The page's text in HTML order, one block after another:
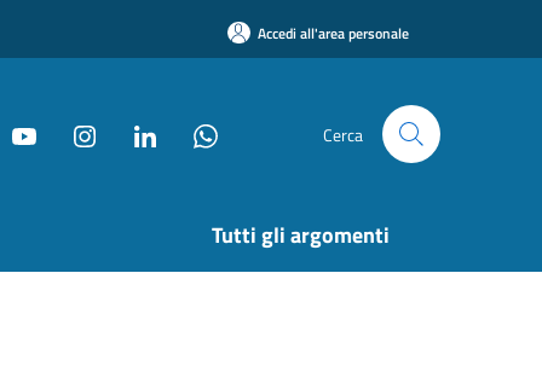
Accedi all'area personale
Cerca
Tutti gli argomenti